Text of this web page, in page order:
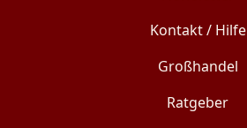
Kontakt / Hilfe
Großhandel
Ratgeber